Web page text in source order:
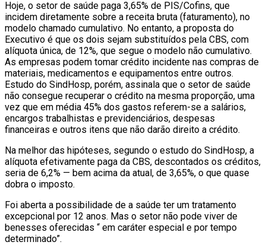
Hoje, o setor de saúde paga 3,65% de PIS/Cofins, que
incidem diretamente sobre a receita bruta (faturamento), no
modelo chamado cumulativo. No entanto, a proposta do
Executivo é que os dois sejam substituídos pela CBS, com
alíquota única, de 12%, que segue o modelo não cumulativo.
As empresas podem tomar crédito incidente nas compras de
materiais, medicamentos e equipamentos entre outros.
Estudo do SindHosp, porém, assinala que o setor de saúde
não consegue recuperar o crédito na mesma proporção, uma
vez que em média 45% dos gastos referem-se a salários,
encargos trabalhistas e previdenciários, despesas
financeiras e outros itens que não darão direito a crédito.
Na melhor das hipóteses, segundo o estudo do SindHosp, a
alíquota efetivamente paga da CBS, descontados os créditos,
seria de 6,2% — bem acima da atual, de 3,65%, o que quase
dobra o imposto.
Foi aberta a possibilidade de a saúde ter um tratamento
excepcional por 12 anos. Mas o setor não pode viver de
benesses oferecidas “ em caráter especial e por tempo
determinado”.